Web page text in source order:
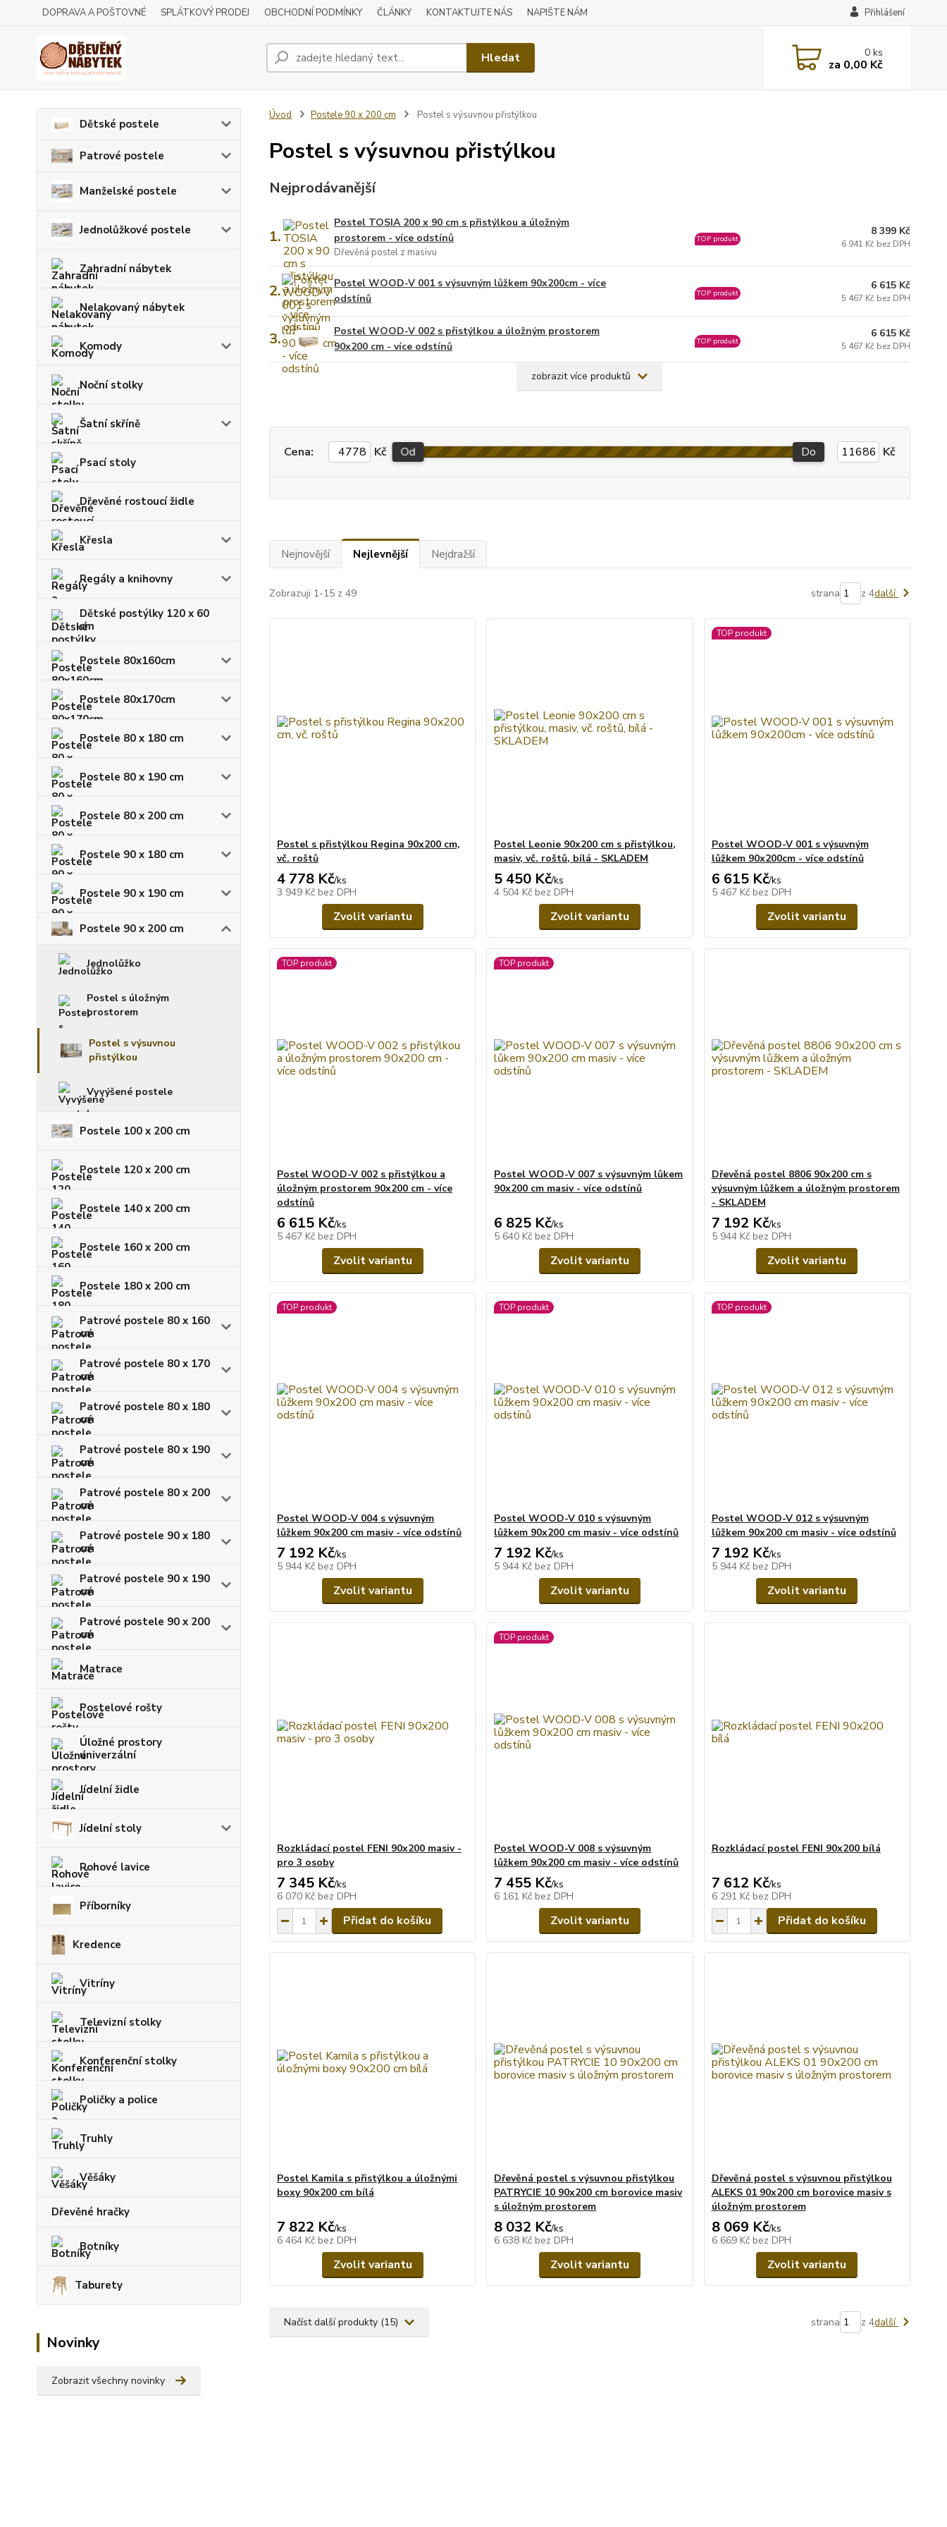
DOPRAVA A POŠTOVNÉ SPLÁTKOVÝ PRODEJ OBCHODNÍ PODMÍNKY ČLÁNKY KONTAKTUJTE NÁS NAPIŠTE NÁM Přihlášení
Hledat 0ks
za 0,00 Kč
Dětské postele
Patrové postele
Manželské postele
Jednolůžkové postele
Zahradní nábytek
Nelakovaný nábytek
Komody
Noční stolky
Šatní skříně
Psací stoly
Dřevěné rostoucí židle
Křesla
Regály a knihovny
Dětské postýlky 120 x 60
cm
Postele 80x160cm
Postele 80x170cm
Postele 80 x 180 cm
Postele 80 x 190 cm
Postele 80 x 200 cm
Postele 90 x 180 cm
Postele 90 x 190 cm
Postele 90 x 200 cm
Jednolůžko
Postel s úložným
prostorem
Postel s výsuvnou
přistýlkou
Vyvýšené postele
Postele 100 x 200 cm
Postele 120 x 200 cm
Postele 140 x 200 cm
Postele 160 x 200 cm
Postele 180 x 200 cm
Patrové postele 80 x 160
cm
Patrové postele 80 x 170
cm
Patrové postele 80 x 180
cm
Patrové postele 80 x 190
cm
Patrové postele 80 x 200
cm
Patrové postele 90 x 180
cm
Patrové postele 90 x 190
cm
Patrové postele 90 x 200
cm
Matrace
Postelové rošty
Úložné prostory
univerzální
Jídelní židle
Jídelní stoly
Rohové lavice
Příborníky
Kredence
Vitríny
Televizní stolky
Konferenční stolky
Poličky a police
Truhly
Věšáky
Dřevěné hračky
Botníky
Taburety
Novinky
Zobrazit všechny novinky
Úvod Postele 90 x 200 cm Postel s výsuvnou přistýlkou
Postel s výsuvnou přistýlkou
Nejprodávanější
1.
Postel TOSIA 200 x 90 cm s přistýlkou a úložným
prostorem - více odstínů
Dřevěná postel z masivu
TOP produkt
8 399 Kč
6 941 Kč bez DPH
2.
Postel WOOD-V 001 s výsuvným lůžkem 90x200cm - více
odstínů
TOP produkt
6 615 Kč
5 467 Kč bez DPH
3.
Postel WOOD-V 002 s přistýlkou a úložným prostorem
90x200 cm - více odstínů
TOP produkt
6 615 Kč
5 467 Kč bez DPH
zobrazit více produktů
Cena: Kč Od Do Kč
Nejnovější Nejlevnější Nejdražší
Zobrazuji 1-15 z 49 strana z 4další
Postel s přistýlkou Regina 90x200 cm,
vč. roštů
4 778 Kč/ks
3 949 Kč bez DPH
Zvolit variantu
Postel Leonie 90x200 cm s přistýlkou,
masiv, vč. roštů, bílá - SKLADEM
5 450 Kč/ks
4 504 Kč bez DPH
Zvolit variantu
TOP produkt
Postel WOOD-V 001 s výsuvným
lůžkem 90x200cm - více odstínů
6 615 Kč/ks
5 467 Kč bez DPH
Zvolit variantu
TOP produkt
Postel WOOD-V 002 s přistýlkou a
úložným prostorem 90x200 cm - více
odstínů
6 615 Kč/ks
5 467 Kč bez DPH
Zvolit variantu
TOP produkt
Postel WOOD-V 007 s výsuvným lůkem
90x200 cm masiv - více odstínů
6 825 Kč/ks
5 640 Kč bez DPH
Zvolit variantu
Dřevěná postel 8806 90x200 cm s
výsuvným lůžkem a úložným prostorem
- SKLADEM
7 192 Kč/ks
5 944 Kč bez DPH
Zvolit variantu
TOP produkt
Postel WOOD-V 004 s výsuvným
lůžkem 90x200 cm masiv - více odstínů
7 192 Kč/ks
5 944 Kč bez DPH
Zvolit variantu
TOP produkt
Postel WOOD-V 010 s výsuvným
lůžkem 90x200 cm masiv - více odstínů
7 192 Kč/ks
5 944 Kč bez DPH
Zvolit variantu
TOP produkt
Postel WOOD-V 012 s výsuvným
lůžkem 90x200 cm masiv - více odstínů
7 192 Kč/ks
5 944 Kč bez DPH
Zvolit variantu
Rozkládací postel FENI 90x200 masiv -
pro 3 osoby
7 345 Kč/ks
6 070 Kč bez DPH
Přidat do košíku
TOP produkt
Postel WOOD-V 008 s výsuvným
lůžkem 90x200 cm masiv - více odstínů
7 455 Kč/ks
6 161 Kč bez DPH
Zvolit variantu
Rozkládací postel FENI 90x200 bílá
7 612 Kč/ks
6 291 Kč bez DPH
Přidat do košíku
Postel Kamila s přistýlkou a úložnými
boxy 90x200 cm bílá
7 822 Kč/ks
6 464 Kč bez DPH
Zvolit variantu
Dřevěná postel s výsuvnou přistýlkou
PATRYCIE 10 90x200 cm borovice masiv
s úložným prostorem
8 032 Kč/ks
6 638 Kč bez DPH
Zvolit variantu
Dřevěná postel s výsuvnou přistýlkou
ALEKS 01 90x200 cm borovice masiv s
úložným prostorem
8 069 Kč/ks
6 669 Kč bez DPH
Zvolit variantu
Načíst další produkty (15) strana z 4další